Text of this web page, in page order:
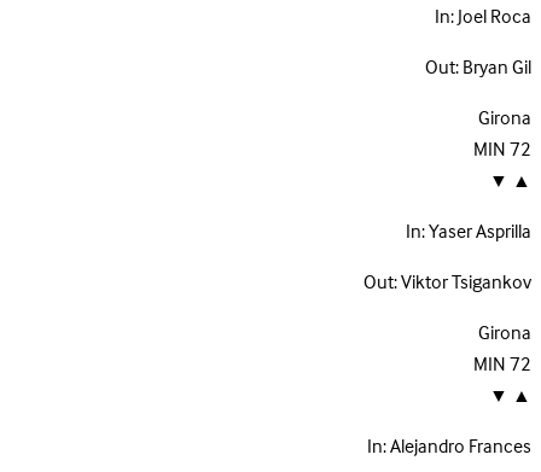
In:Joel Roca
Out:Bryan Gil
Girona
72
MIN
▲
▼
In:Yaser Asprilla
Out:Viktor Tsigankov
Girona
72
MIN
▲
▼
In:Alejandro Frances